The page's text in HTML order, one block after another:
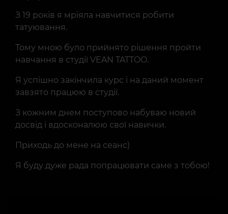
З 19 років я мріяла навчитися робити
татуювання.
Тому мною було прийнято рішення пройти
навчання в студії VEAN TATTOO.
Я успішно закінчила курс і на даний момент
завзято працюю в студії.
З кожним днем поступово набуваю новий
досвід і вдосконалюю свої навички.
Приходь до мене на сеанс)
Я буду дуже рада попрацювати саме з тобою!